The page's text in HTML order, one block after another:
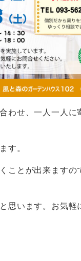
わせ、一人一人に
す。
ことが出来ますの
思います。お気軽